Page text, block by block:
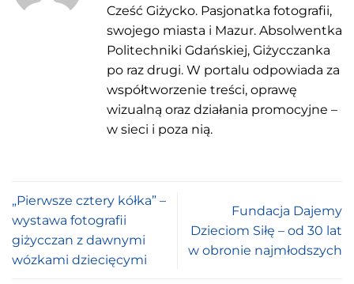
Cześć Giżycko. Pasjonatka fotografii,
swojego miasta i Mazur. Absolwentka
Politechniki Gdańskiej, Giżycczanka
po raz drugi. W portalu odpowiada za
współtworzenie treści, oprawę
wizualną oraz działania promocyjne –
w sieci i poza nią.
„Pierwsze cztery kółka” –
wystawa fotografii
giżycczan z dawnymi
wózkami dziecięcymi
Fundacja Dajemy
Dzieciom Siłę – od 30 lat
w obronie najmłodszych